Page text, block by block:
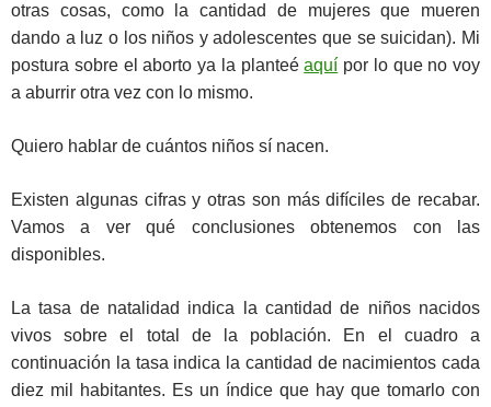
otras cosas, como la cantidad de mujeres que mueren
dando a luz o los niños y adolescentes que se suicidan). Mi
postura sobre el aborto ya la planteéaquí por lo que no voy
a aburrir otra vez con lo mismo.
Quiero hablar de cuántos niños sí nacen.
Existen algunas cifras y otras son más difíciles de recabar.
Vamos a ver qué conclusiones obtenemos con las
disponibles.
La tasa de natalidad indica la cantidad de niños nacidos
vivos sobre el total de la población. En el cuadro a
continuación la tasa indica la cantidad de nacimientos cada
diez mil habitantes. Es un índice que hay que tomarlo con